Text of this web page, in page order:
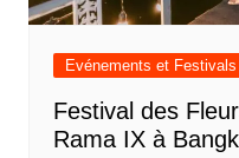
Evénements et Festivals
Festival des
Rama IX à